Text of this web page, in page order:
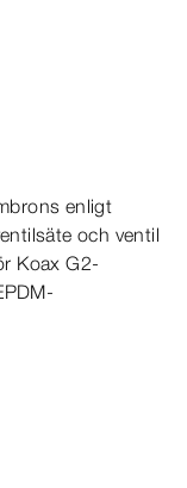
enligt
och ventil
Koax G2-